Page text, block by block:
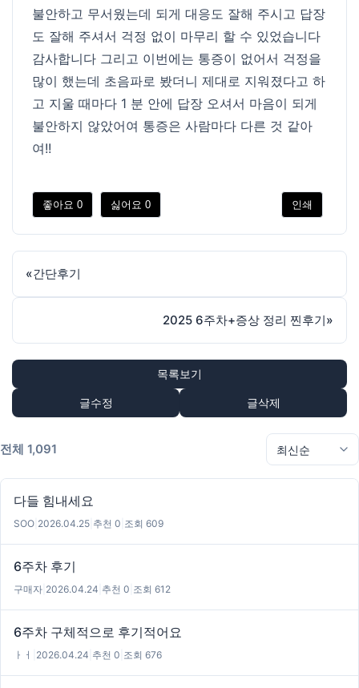
불안하고 무서웠는데 되게 대응도 잘해 주시고 답장
도 잘해 주셔서 걱정 없이 마무리 할 수 있었습니다
감사합니다 그리고 이번에는 통증이 없어서 걱정을
많이 했는데 초음파로 봤더니 제대로 지워졌다고 하
고 지울 때마다 1 분 안에 답장 오셔서 마음이 되게
불안하지 않았어여 통증은 사람마다 다른 것 같아
여!!
좋아요 0 싫어요 0 인쇄
«간단후기
2025 6주차+증상 정리 찐후기»
목록보기
글수정 글삭제
전체 1,091
다들 힘내세요
SOO 2026.04.25 추천 0 조회 609
6주차 후기
구매자 2026.04.24 추천 0 조회 612
6주차 구체적으로 후기적어요
ㅏㅓ 2026.04.24 추천 0 조회 676